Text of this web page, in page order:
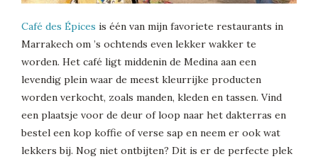
Café des Épices is één van mijn favoriete restaurants in
Marrakech om ’s ochtends even lekker wakker te
worden. Het café ligt middenin de Medina aan een
levendig plein waar de meest kleurrijke producten
worden verkocht, zoals manden, kleden en tassen. Vind
een plaatsje voor de deur of loop naar het dakterras en
bestel een kop koffie of verse sap en neem er ook wat
lekkers bij. Nog niet ontbijten? Dit is er de perfecte plek